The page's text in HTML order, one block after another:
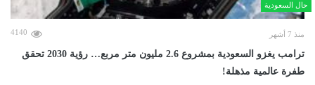
حال السعودية
منذ 7 أشهر 4140
ترامب يغزو السعودية بمشروع 2.6 مليون متر مربع… رؤية 2030 تحقق
طفرة عالمية مذهلة!